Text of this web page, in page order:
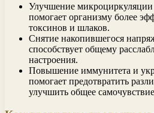
Улучшение
помогает организму более
токсинов и шлаков.
Снятие накопившегося
способствует общему
настроения.
Повышение иммунитета и
помогает предотвратить
улучшить общее